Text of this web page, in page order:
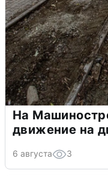
На
движение на
6 августа 3